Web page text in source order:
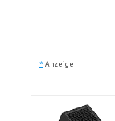
* Anzeige